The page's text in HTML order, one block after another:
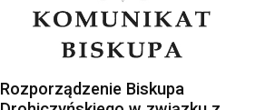
Rozporządzenie Biskupa